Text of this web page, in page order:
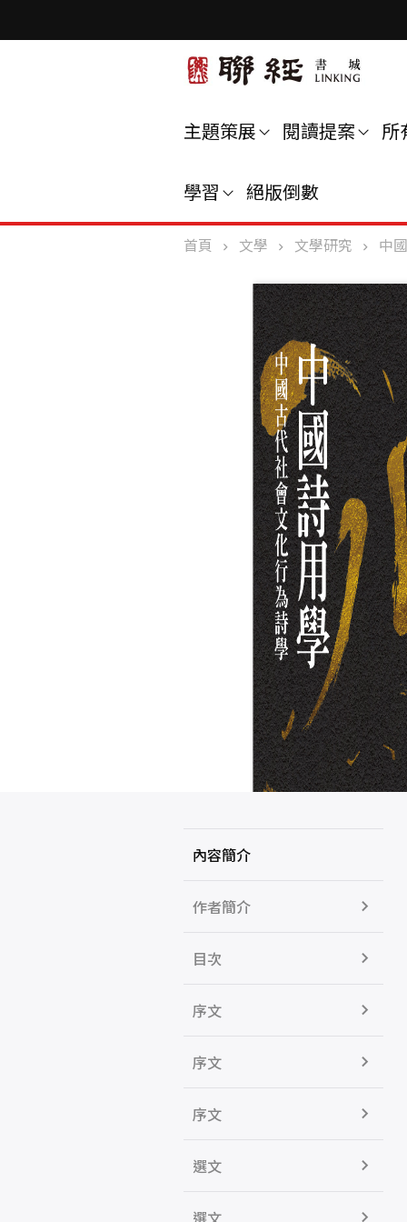
主題策展 閱讀提案 所
學習 絕版倒數
首頁 文學 文學研究 中
內容簡介
作者簡介
目次
序文
序文
序文
選文
選文